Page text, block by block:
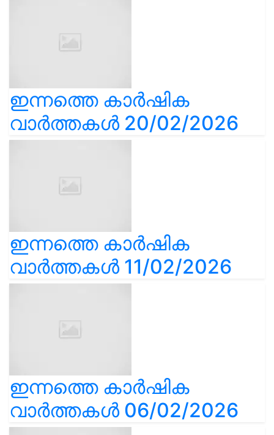
ഇന്നത്തെ കാർഷിക
വാർത്തകൾ 20/02/2026
ഇന്നത്തെ കാർഷിക
വാർത്തകൾ 11/02/2026
ഇന്നത്തെ കാർഷിക
വാർത്തകൾ 06/02/2026